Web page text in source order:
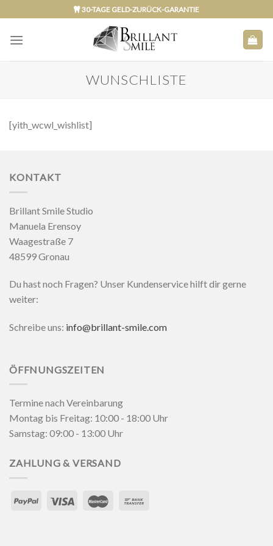
to
content
30-TAGE GELD-ZURÜCK-GARANTIE
WUNSCHLISTE
[yith_wcwl_wishlist]
KONTAKT
Brillant Smile Studio
Manuela Erensoy
Waagestraße 7
48599 Gronau
Du hast noch Fragen? Unser Kundenservice hilft dir gerne
weiter:
Schreibe uns: info@brillant-smile.com
ÖFFNUNGSZEITEN
Termine nach Vereinbarung
Montag bis Freitag: 10:00 - 18:00 Uhr
Samstag: 09:00 - 13:00 Uhr
ZAHLUNG & VERSAND